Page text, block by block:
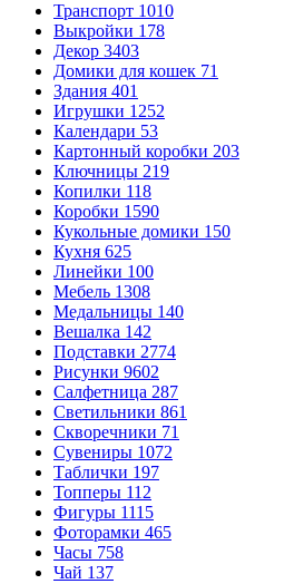
Транспорт 1010
Выкройки 178
Декор 3403
Домики для кошек 71
Здания 401
Игрушки 1252
Календари 53
Картонный коробки 203
Ключницы 219
Копилки 118
Коробки 1590
Кукольные домики 150
Кухня 625
Линейки 100
Мебель 1308
Медальницы 140
Вешалка 142
Подставки 2774
Рисунки 9602
Салфетница 287
Светильники 861
Скворечники 71
Сувениры 1072
Таблички 197
Топперы 112
Фигуры 1115
Фоторамки 465
Часы 758
Чай 137